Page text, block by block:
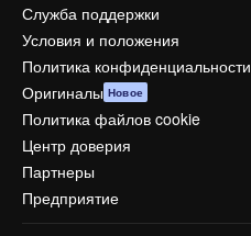
Служба поддержки
Условия и положения
Политика конфиденциальности
Оригиналы Новое
Политика файлов cookie
Центр доверия
Партнеры
Предприятие